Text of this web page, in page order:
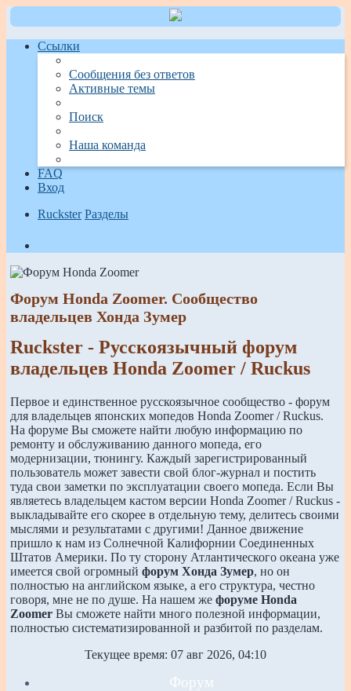
Ссылки
Сообщения без ответов
Активные темы
Поиск
Наша команда
FAQ
Вход
Ruckster Разделы
Форум Honda Zoomer. Сообщество
владельцев Хонда Зумер
Ruckster - Русскоязычный форум
владельцев Honda Zoomer / Ruckus
Первое и единственное русскоязычное сообщество - форум
для владельцев японских мопедов Honda Zoomer / Ruckus.
На форуме Вы сможете найти любую информацию по
ремонту и обслуживанию данного мопеда, его
модернизации, тюнингу. Каждый зарегистрированный
пользователь может завести свой блог-журнал и постить
туда свои заметки по эксплуатации своего мопеда. Если Вы
являетесь владельцем кастом версии Honda Zoomer / Ruckus -
выкладывайте его скорее в отдельную тему, делитесь своими
мыслями и результатами с другими! Данное движение
пришло к нам из Солнечной Калифорнии Соединенных
Штатов Америки. По ту сторону Атлантического океана уже
имеется свой огромный форум Хонда Зумер, но он
полностью на английском языке, а его структура, честно
говоря, мне не по душе. На нашем же форуме Honda
Zoomer Вы сможете найти много полезной информации,
полностью систематизированной и разбитой по разделам.
Текущее время: 07 авг 2026, 04:10
Форум